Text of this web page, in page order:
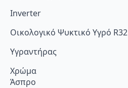
Inverter
Οικολογικό Ψυκτικό Υγρό R32
Υγραντήρας
Χρώμα
Άσπρο